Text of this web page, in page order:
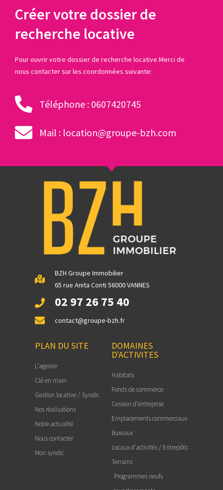
Créer votre dossier de
recherche locative
Pour ouvrir votre dossier de recherche locative Merci de
nous contacter sur les coordonnées suivante:
Téléphone : 0607420745
Mail : location@groupe-bzh.com
BZH Groupe Immobilier
65 rue Anita Conti 56000 VANNES
02 97 26 75 40
contact@groupe-bzh.fr
PLAN DU SITE
L'agence
Clé en main
Gestion locative / Syndic
Nos réalisations
Notre actualité
Nous contacter
Mon syndic
DOMAINES
D'ACTIVITES
Habitats
Fonds de commerce
Cession d'entreprise
Emplacements commerciaux
Bureaux
Locaux d'activités / Entrepôts
Terrains
Programmes neufs